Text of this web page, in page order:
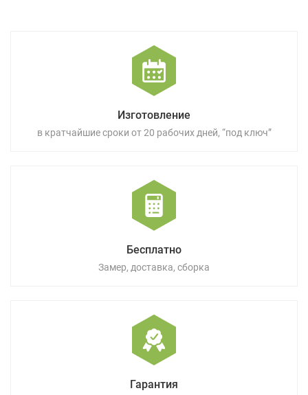
Изготовление
в кратчайшие сроки от 20 рабочих дней, “под ключ”
Бесплатно
Замер, доставка, сборка
Гарантия